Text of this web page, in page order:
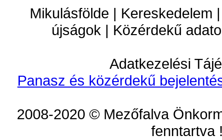
Mikulásfölde | Kereskedelem
újságok | Közérdekű
Adatkezelési
Panasz és közérdekű
2008-2020 © Mezőfalva
fenntartva